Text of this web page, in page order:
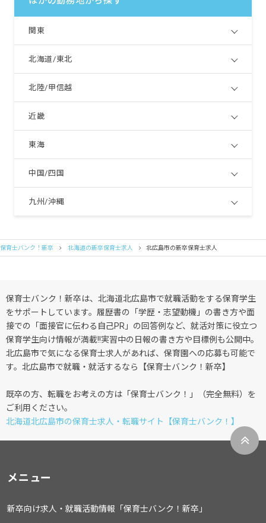
関東
北海道/東北
北陸/甲信越
近畿
東海
中国/四国
九州/沖縄
保育士バンク！新卒 北海道の新卒保育士求人 北広島市の新卒保育士求人
保育士バンク！新卒は、北海道北広島市で就職活動をする保育学生
をサポートしています。履歴書の「学歴・志望動機」の書き方や面
接での「面接官に伝わる自己PR」の回答例など、就活対策に役立つ
保育学生向け情報が満載!!実習中の日報の書き方や目標例も公開中。
北広島市で気になる保育士求人があれば、保育園への応募も可能で
す。北広島市で就職・就活するなら【保育士バンク！新卒】
既卒の方、転職をお考えの方は「保育士バンク！」（完全無料）を
ご利用ください。
北海道北広島市の保育士求人・転職サイト【保育士バンク！】
メニュー
新卒向け求人・就職活動情報「保育士バンク！新卒」